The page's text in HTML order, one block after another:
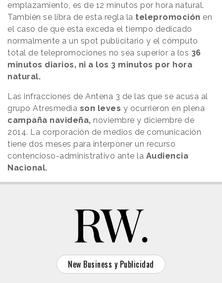
emplazamiento, es de 12 minutos por hora natural.
También se libra de esta regla la telepromoción en
el caso de que esta exceda el tiempo dedicado
normalmente a un spot publicitario y el cómputo
total de telepromociones no sea superior a los 36
minutos diarios, ni a los 3 minutos por hora
natural.
Las infracciones de Antena 3 de las que se acusa al
grupo Atresmedia son leves y ocurrieron en plena
campaña navideña, noviembre y diciembre de
2014. La corporación de medios de comunicación
tiene dos meses para interponer un recurso
contencioso-administrativo ante la Audiencia
Nacional.
New Business y Publicidad